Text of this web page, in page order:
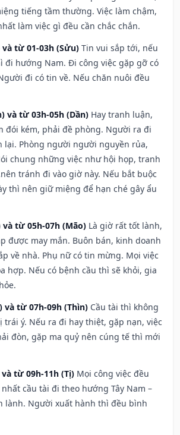
tiếng tầm thường. Việc làm chậm,
làm việc gì đều cần chắc chắn.
từ 01-03h (Sửu) Tin vui sắp tới, nếu
đi hướng Nam. Đi công việc gặp gỡ có
đi có tin về. Nếu chăn nuôi đều
và từ 03h-05h (Dần) Hay tranh luận,
đói kém, phải đề phòng. Người ra đi
lại. Phòng người người nguyền rủa,
chung những việc như hội họp, tranh
tránh đi vào giờ này. Nếu bắt buộc
thì nên giữ miệng để hạn ché gây ẩu
và từ 05h-07h (Mão) Là giờ rất tốt lành,
được may mắn. Buôn bán, kinh doanh
về nhà. Phụ nữ có tin mừng. Mọi việc
hợp. Nếu có bệnh cầu thì sẽ khỏi, gia
và từ 07h-09h (Thìn) Cầu tài thì không
trái ý. Nếu ra đi hay thiệt, gặp nạn, việc
đòn, gặp ma quỷ nên cúng tế thì mới
từ 09h-11h (Tị) Mọi công việc đều
cầu tài đi theo hướng Tây Nam –
lành. Người xuất hành thì đều bình